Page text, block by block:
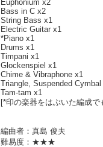
Euphonium x2
Bass in C x2
String Bass x1
Electric Guitar x1
*Piano x1
Drums x1
Timpani x1
Glockenspiel x1
Chime & Vibraphone x1
Triangle, Suspended
Tam-tam x1
[*印の楽器をはぶいた編成で
編曲者：真島 俊夫
難易度：★★★